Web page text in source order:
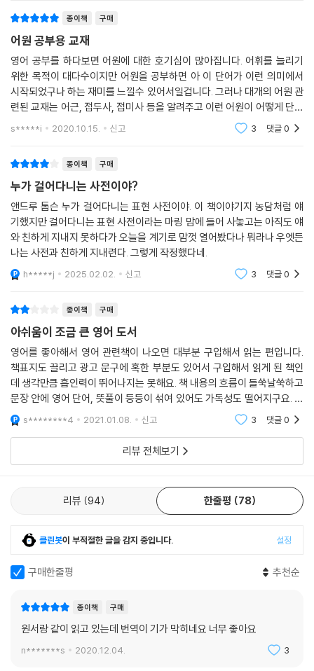
잡지와 탄창 Magazines
사전의 역사 Dick Snary
오토피어토미 Autopeotomy
러시아용 화장실 Water Closets for Russia
뚱보 대포 Fat Gunhilda
왕비와 첨단기술 Queen Gunhilda and the Gadgets
조개껍데기 Shell
일리아스 The Iliad
다섯 손가락 The Five Fingers
몸의 변천사 Hoax Bodies
허튼소리 Bunking and Debunking
고대 영어의 수수께끼 The Anglo-Saxon Mystery
세계로 뻗어 나간 개울 The Sedge-strewn Stream and Globalisati
on
카푸치노를 좋아한 수도사 Cappuccino Monks
막대기의 부름 Called to the Bar
무식한 자들 Ignorami
화석이 된 말들 Fossil-less
반복 접미사 The Frequentative Suffix
매달린 것들 Pending
벌레의 꿈틀거림 Worms and Their Turnings
수학 Mathematics
비버 별, 비버 기름 Stellafied and Oily Beavers
턱수염 Beards
샌드위치섬 Sandwich Islands
영어 단어 속의 프랑스 혁명 The French Revolution in English Word
로망스어 Romance Languages
유랑 민족 Peripatetic Peoples
프림로즈 힐을 거쳐 보헤미아에서 캘리포니아까지 From Bohemia to C
캘리포니아 California
약쟁이 암살단 The Hash Guys
마약 Drugs
포를 피하려고 주사위를 삼키기까지 했답니다.
이 표현이 기록된 최초의 사례는 1761년 영국의 문필가 호레이스 월폴(H
orace Walpole)이 미국의 교육사상가 호레이스 만(Horace Mann)에
게 보낸 편지입니다. 편지에는 다음과 같은 말이 남아 있지요. “Do you kn
ow what a Bull and a Bear and a Lame Duck are(황소, 곰, 절름발
이 오리가 무슨 뜻인지 아세요)?”
아킬레스의 어머니인 테티스는 아들의 피부를 갑옷처럼 강하게 만들어 누
구에게도 다치지 않게 만들 심산으로 아들을 스틱스강 담갔습니다. 그러나
아들의 발뒤꿈치를 손으로 잡는 바람에 물이 닿지 않은 발뒤꿈치만 약한
부위로 남은 것이지요.
--- p.227
중요한 날들이 붉은 글자로 표시한 날(red-letter days)이 되었고, 오늘
웨덴, 한국을 비롯한 많은 국가에서는 공휴일을 이런 이유로 ‘빨간 날(red
day)’이라고 부릅니다.
--- p.240
실제로 pidgin English라는 말은 ‘비즈니스 영어(business English)’라
는 뜻으로, 중국인들이 business를 ‘비진’으로 잘못 발음해 ‘피진(pidgi
n)’이라는 단어로 정착하게 된 것이지요.
--- p.416
영화를 보다가, 노래를 듣다가 갸웃하고 넘어갔던 영어 표현들
제2차 세계대전 초창기에 영국 윈스턴 처칠 수상의 명연설에 등장한 표현
“피, 땀, 눈물(blood, sweat and tears)”. 2016년 현재, 이 말은 성숙
과 성장의 이야기를 담은 글로벌 슈퍼스타 BTS의 노래 제목으로도 유명
한 어구다. 그런데 1940년 윈스턴 처칠은 애초에 무슨 뜻으로 이 표현을
썼던 걸까?
섬세한 연출과 촬영으로 수많은 매니아를 양산한 영화 콜 미 바이 유어 네
임에는 주제 의식과도 밀접하게 이어지는 대사가 나온다. “마침내 어느 날
ncess point-blank).” 아니 그런데, 왜 단도직입적으로 묻는 게 ‘point-
blank’일까?
기록적인 흥행을 기록한 대만 청춘 영화 그 시절, 우리가 좋아했던 소녀의
영제는 “You are the apple of my eye”다. 왜 눈에 넣어도 안 아플 만
큼 소중한 사람을 영어에서는 사과로 비유하게 되었을까?
이처럼 우리가 접하는 일상적으로 접하는 매체 속에는 특이한 표현들이 많
이 등장한다. 영화와 드라마, 음악 속에서 때로는 의미심장하게, 때로는 재
치 있게 스쳐 가는 말의 맥락들을 더 깊이 이해하고 풍부하게 즐기고 싶은
사람들에게 『걸어 다니는 표현 사전』은 꼭 필요한 책이다.
400가지 영어 표현이 가득한 특별한 사전
국제 통역사 안현모 강력 추천!
언어 표현들에는 형형색색의 뿌리가 존재한다. 그래서 관용어의 기원을 익
히다 보면 어느새 그 언어가 흡수한 시간과 문화에 닿게 된다. 그 기원이란
때로는 첫 기록조차 찾지 못할 정도로 오래된 것인가 하면, 의외로 현대적
인 사건인 경우도 있다. 사소해 보이는 표현 속에서 때로는 한 국가를 뒤흔
든 역사적 사건의 영향, 한때 진지하게 여긴 미신과 관습의 흔적, 수백 년
전에 인기를 끈 유행의 자취를 찾을 수 있다. 『걸어 다니는 표현 사전』에는
영어 표현에 얽힌 이 다채로운 이야기를 빼곡히 담았다.
표현도 담겨 있다. ‘비밀을 발설한다’는 의미의 ‘let the cat out of the b
고기를 고양이를 바꿔서 판매했던 사기행각에서 비롯되었다. ‘꿀 먹은 벙
어리라도 되었니?’라고 할 때 “cat got your tongue?”는 고양이가 혀
종이책 구매
어원 공부용 교재
영어 공부를 하다보면 어원에 대한 호기심이 많아집니다. 어휘를 늘리기
위한 목적이 대다수이지만 어원을 공부하면 아 이 단어가 이런 의미에서
시작되었구나 하는 재미를 느낄수 있어서일겁니다. 그러나 대개의 어원 관
련된 교재는 어근, 접두사, 접미사 등을 알려주고 이런 어원이 어떻게 단어
에 녹아지는지를 아주 기계적으로 단어 리스트만 주욱 나열하면서 보여주
s*****i 2020.10.15. 신고 3 댓글0
종이책 구매
누가 걸어다니는 사전이야?
앤드루 톰슨 누가 걸어다니는 표현 사전이야. 이 책이야기지 농담처럼 얘
기했지만 걸어다니는 표현 사전이라는 마링 맘에 들어 사놓고는 아직도 얘
와 친하게 지내지 못하다가 오늘을 계기로 맘껏 열어봤다나 뭐라나 우엣든
나는 사전과 친하게 지내련다. 그렇게 작정했다네.
h*****j 2025.02.02. 신고 3 댓글0
종이책 구매
아쉬움이 조금 큰 영어 도서
영어를 좋아해서 영어 관련책이 나오면 대부분 구입해서 읽는 편입니다.
책표지도 끌리고 광고 문구에 혹한 부분도 있어서 구입해서 읽게 된 책인
데 생각만큼 흡인력이 뛰어나지는 못해요. 책 내용의 흐름이 들쑥날쑥하고
문장 안에 영어 단어, 뜻풀이 등등이 섞여 있어도 가독성도 떨어지구요. 교
양도서로 읽기에는 비추천이고, 특히 초보독서가들에게는 진심 비추천이
네요.http://m.blo
s********4 2021.01.08. 신고 3 댓글0
리뷰 전체보기
리뷰 94 한줄평 78
클린봇이 부적절한 글을 감지 중입니다. 설정
구매한줄평 추천순
종이책 구매
원서랑 같이 읽고 있는데 번역이 기가 막히네요 너무 좋아요
n*******s 2020.12.04. 3